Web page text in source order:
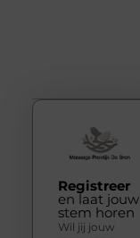
Registreer
en laat jouw
stem horen
Wil jij jouw